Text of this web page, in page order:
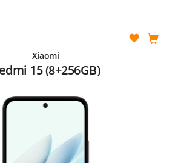
Xiaomi
15 (8+256GB)